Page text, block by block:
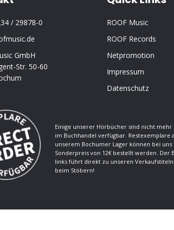
/ 29878-0
GmbH
Str. 50-60
ROOF Music
ROOF Records
Netpromotion
Impressum
Datenschutz
Einige unserer Hörbücher sind nicht mehr
im Buchhandel verfügbar. Restexemplare
unserem Bochumer Lager können bei uns
Sonderpreis von 12€ bestellt werden. Der
links führt direkt zu unseren
beim Stöbern!